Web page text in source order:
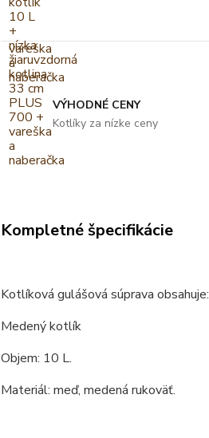
VÝHODNÉ CENY
Kotlíky za nízke ceny
Kompletné špecifikácie
Kotlíková gulášová súprava obsahuje:
Medený kotlík
Objem: 10 L.
Materiál: meď, medená rukoväť.